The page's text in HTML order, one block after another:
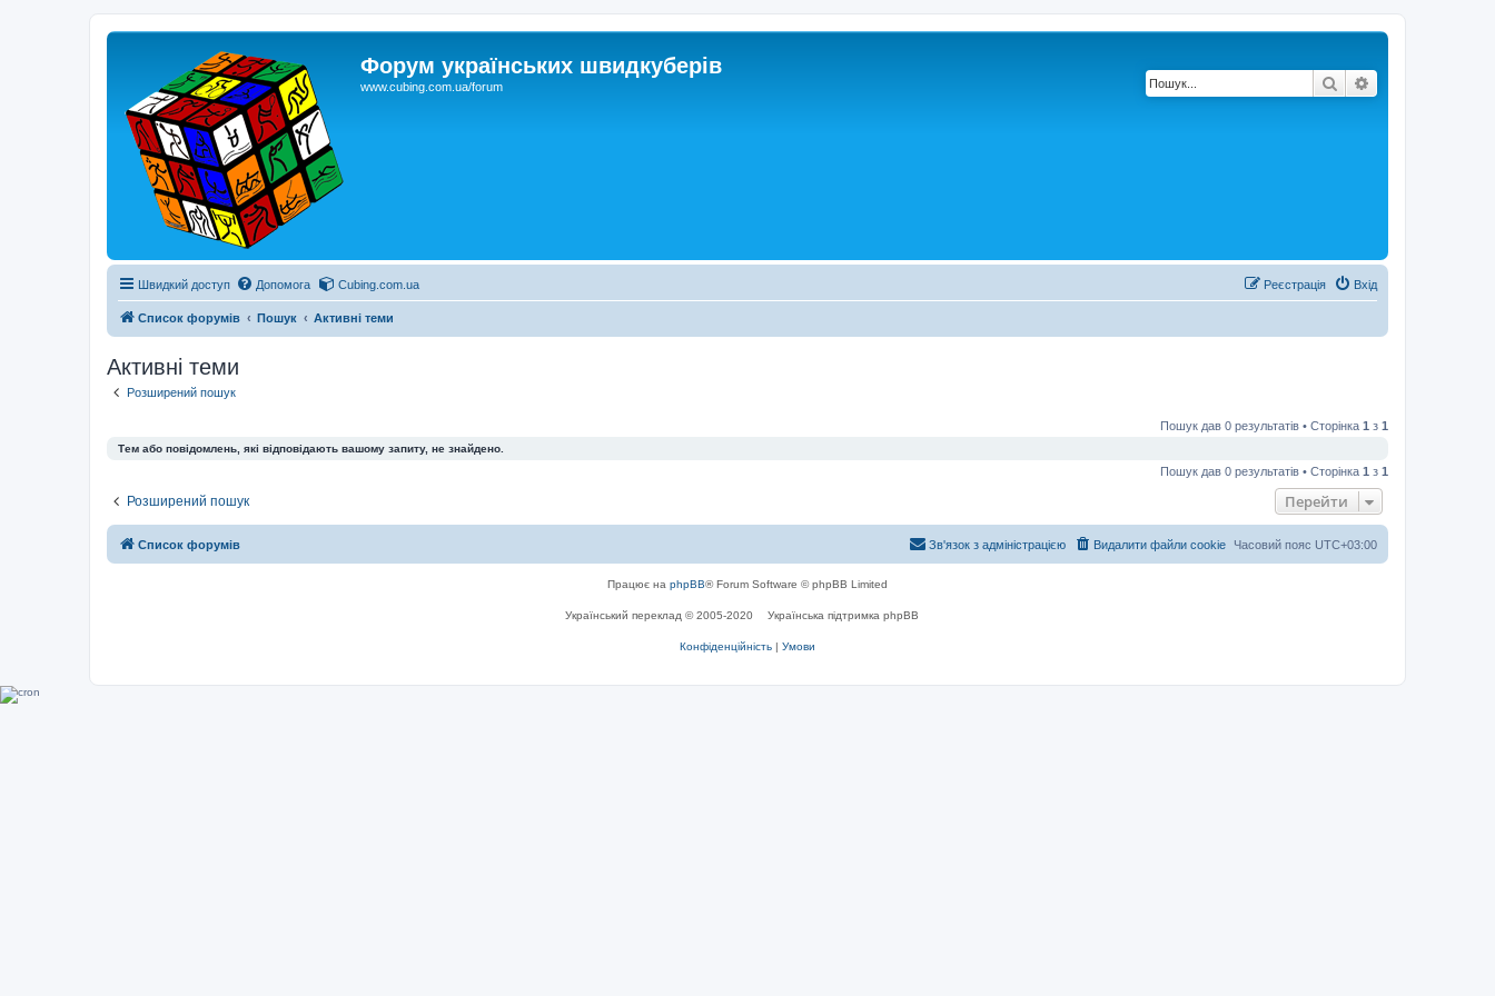
Форум українських швидкуберів
www.cubing.com.ua/forum Пошук
Швидкий доступ Допомога Cubing.com.ua Вхід
Реєстрація
Список форумів Пошук Активні теми
Активні теми
Розширений пошук
Пошук дав 0 результатів • Сторінка 1 з 1
Тем або повідомлень, які відповідають вашому запиту, не знайдено.
Пошук дав 0 результатів • Сторінка 1 з 1
Розширений пошук Перейти
Список форумів Часовий пояс UTC+03:00
Видалити файли cookie
Зв'язок з адміністрацією
Працює на phpBB® Forum Software © phpBB Limited
Український переклад © 2005-2020 Українська підтримка phpBB
Конфіденційність | Умови